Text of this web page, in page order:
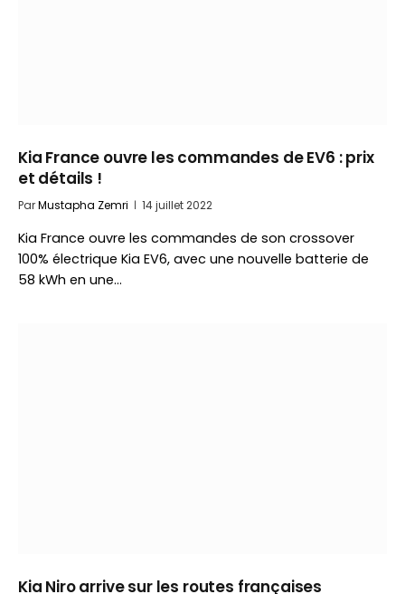
Kia France ouvre les commandes de EV6 : prix
et détails !
ParMustapha Zemri 14 juillet 2022
Kia France ouvre les commandes de son crossover
100% électrique Kia EV6, avec une nouvelle batterie de
58 kWh en une…
Kia Niro arrive sur les routes françaises